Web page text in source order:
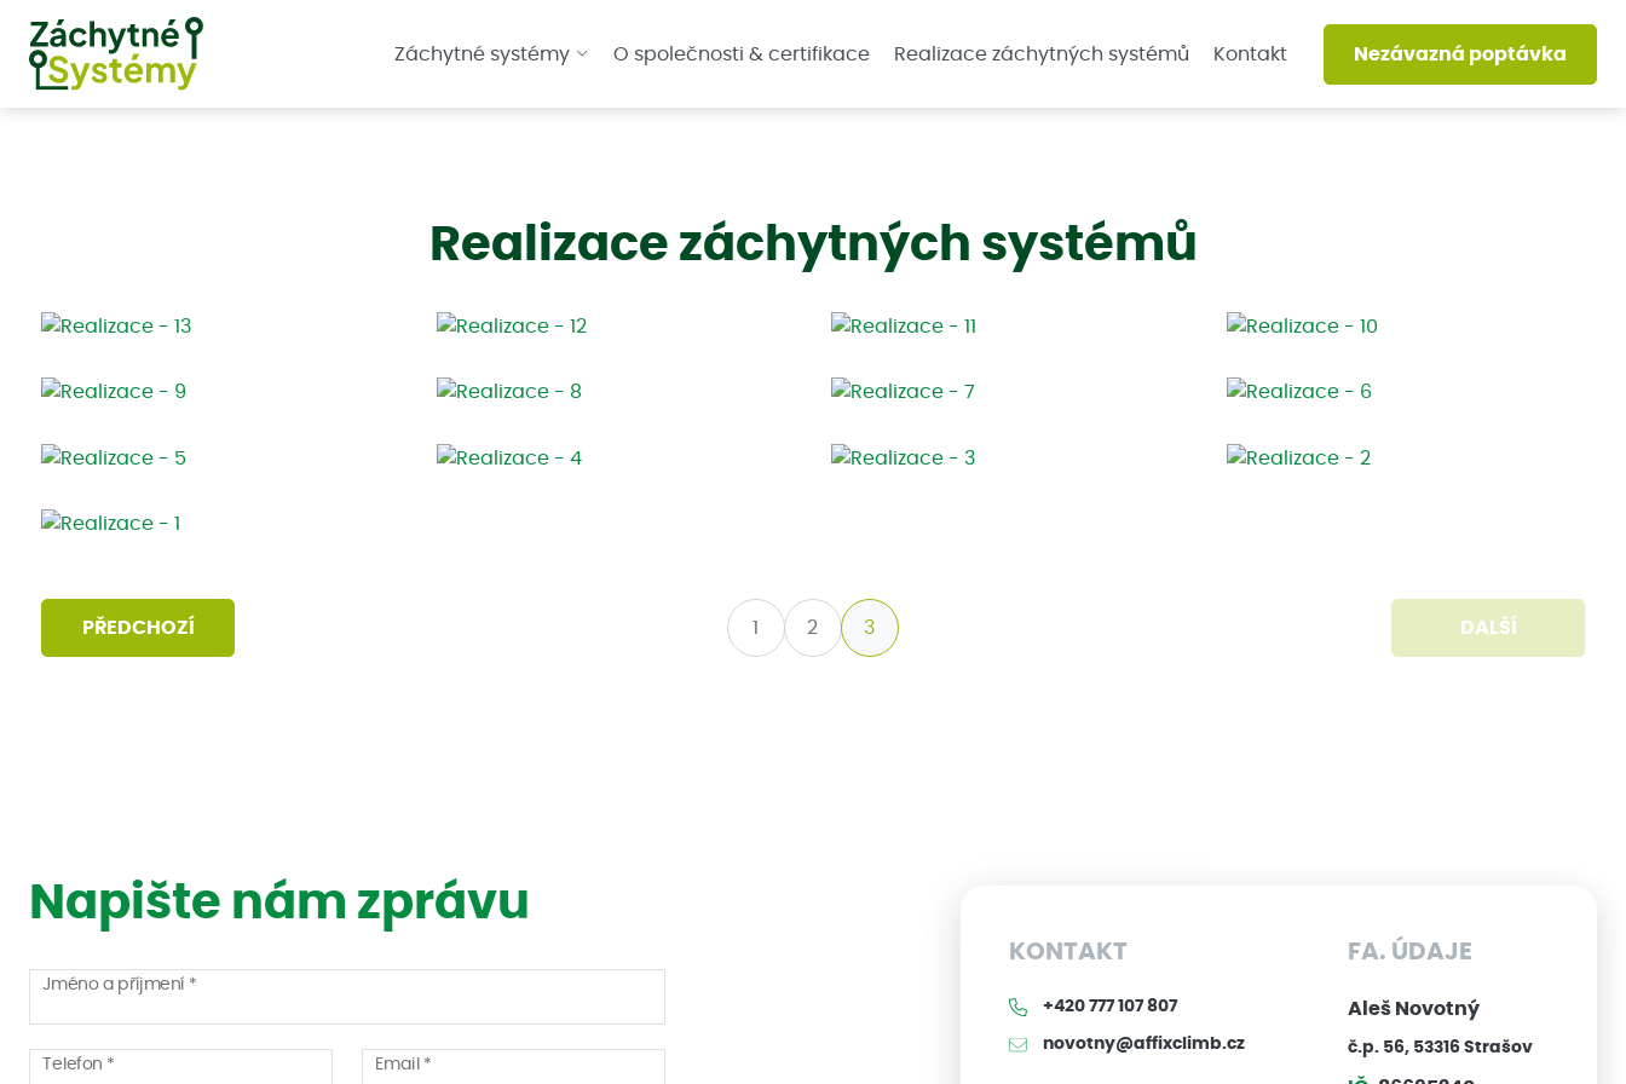
Záchytné systémy O společnosti & certifikace Realizace záchytných systémů Kontakt Nezávazná poptávka
Realizace záchytných systémů
PŘEDCHOZÍ 1 2 3 DALŠÍ
Napište nám zprávu
Jméno a příjmení *
Telefon * Email *
KONTAKT
+420 777 107 807
novotny@affixclimb.cz
FA. ÚDAJE
Aleš Novotný
č.p. 56, 53316 Strašov